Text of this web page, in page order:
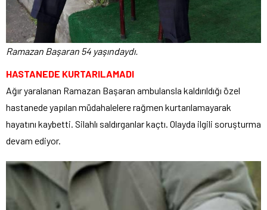
Ramazan Başaran 54 yaşındaydı.
HASTANEDE KURTARILAMADI
Ağır yaralanan Ramazan Başaran ambulansla kaldırıldığı özel
hastanede yapılan müdahalelere rağmen kurtarılamayarak
hayatını kaybetti. Silahlı saldırganlar kaçtı. Olayda ilgili soruşturma
devam ediyor.